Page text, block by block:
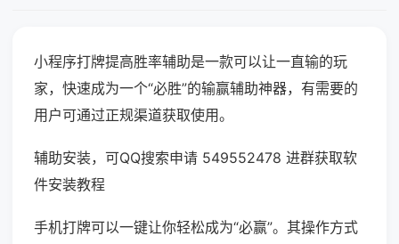
小程序打牌提高胜率辅助是一款可以让一直输的玩
家，快速成为一个“必胜”的输赢辅助神器，有需要的
用户可通过正规渠道获取使用。
辅助安装，可QQ搜索申请 549552478 进群获取软
件安装教程
手机打牌可以一键让你轻松成为“必赢”。其操作方式